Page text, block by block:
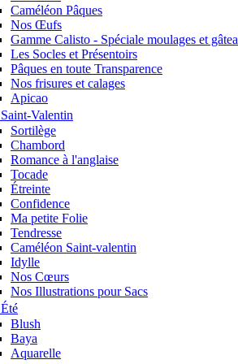
Caméléon Pâques
Nos Œufs
Gamme Calisto - Spéciale moulages et
Les Socles et Présentoirs
Pâques en toute Transparence
Nos frisures et calages
Apicao
Saint-Valentin
Sortilège
Chambord
Romance à l'anglaise
Tocade
Étreinte
Confidence
Ma petite Folie
Tendresse
Caméléon Saint-valentin
Idylle
Nos Cœurs
Nos Illustrations pour Sacs
Été
Blush
Baya
Aquarelle